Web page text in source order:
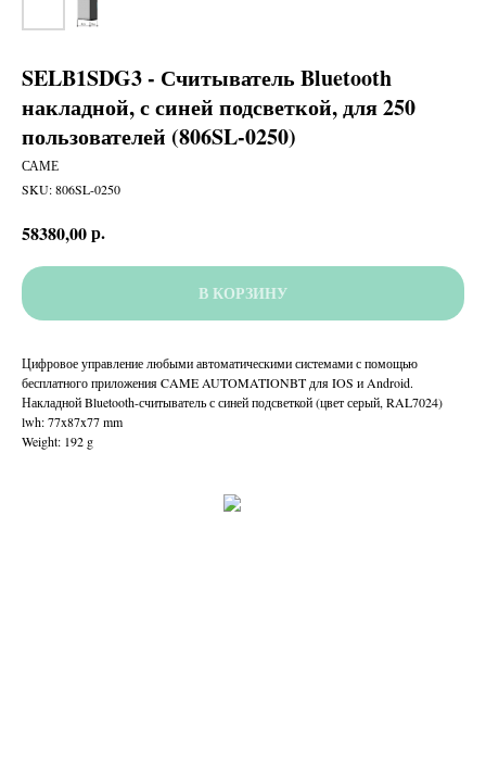
SELB1SDG3 - Считыватель Bluetooth
накладной, с синей подсветкой, для 250
пользователей (806SL-0250)
САМЕ
SKU:806SL-0250
58380,00р.
В КОРЗИНУ
Цифровое управление любыми автоматическими системами с помощью
бесплатного приложения CAME AUTOMATIONBT для IOS и Android.
Накладной Bluetooth-считыватель с синей подсветкой (цвет серый, RAL7024)
lwh: 77x87x77 mm
Weight: 192 g